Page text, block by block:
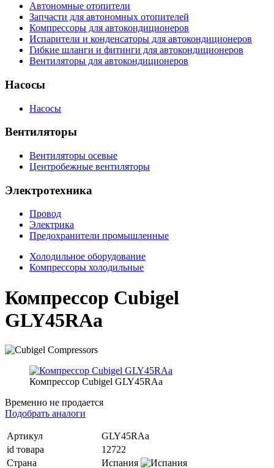
Автономные отопители
Запчасти для автономных отопителей
Компрессоры для автокондиционеров
Испарители и конденсаторы для автокондиционеров
Гибкие шланги и фитинги для автокондиционеров
Вентиляторы для автокондиционеров
Насосы
Насосы
Вентиляторы
Вентиляторы осевые
Центробежные вентиляторы
Электротехника
Провод
Электрика
Предохранители промышленные
Холодильное оборудование
Компрессоры холодильные
Компрессор Cubigel
GLY45RAa
Компрессор Cubigel GLY45RAa
Временно не продается
Подобрать аналоги
Артикул
GLY45RAa
id товара
12722
Страна
Испания